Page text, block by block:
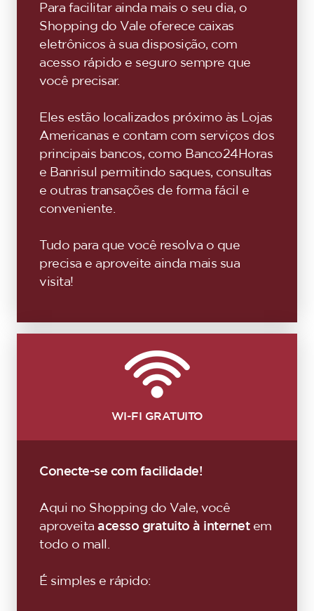
Para facilitar ainda mais o seu dia, o
Shopping do Vale oferece caixas
eletrônicos à sua disposição, com
acesso rápido e seguro sempre que
você precisar.
Eles estão localizados próximo às Lojas
Americanas e contam com serviços dos
principais bancos, como Banco24Horas
e Banrisul permitindo saques, consultas
e outras transações de forma fácil e
conveniente.
Tudo para que você resolva o que
precisa e aproveite ainda mais sua
visita!
WI-FI GRATUITO
Conecte-se com facilidade!
Aqui no Shopping do Vale, você
aproveita acesso gratuito à internetem
todo o mall.
É simples e rápido: